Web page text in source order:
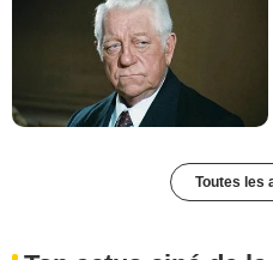
Toutes les